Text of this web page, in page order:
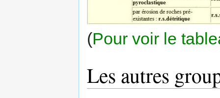
(Pour voir le
Les autres